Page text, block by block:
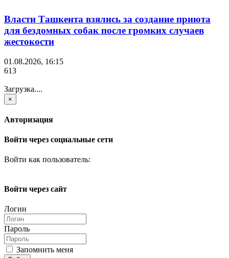
Власти Ташкента взялись за создание приюта
для бездомных собак после громких случаев
жестокости
01.08.2026, 16:15
613
Загрузка....
×
Авторизация
Войти через социальные сети
Войти как пользователь:
Войти через сайт
Логин
Пароль
Запомнить меня